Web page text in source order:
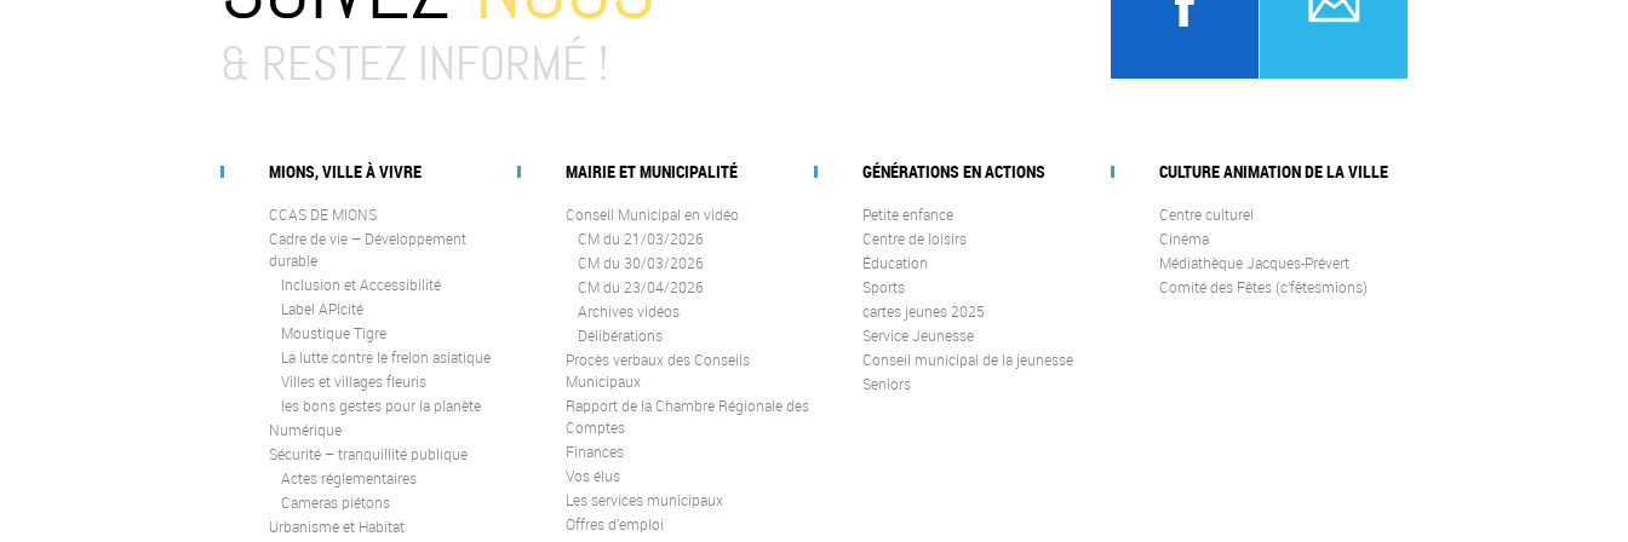
& RESTEZ INFORMÉ !
MIONS, VILLE À VIVRE
CCAS DE MIONS
Cadre de vie – Développement
durable
Inclusion et Accessibilité
Label APIcité
Moustique Tigre
La lutte contre le frelon asiatique
Villes et villages fleuris
les bons gestes pour la planète
Numérique
Sécurité – tranquillité publique
Actes réglementaires
Cameras piétons
Urbanisme et Habitat
MAIRIE ET MUNICIPALITÉ
Conseil Municipal en vidéo
CM du 21/03/2026
CM du 30/03/2026
CM du 23/04/2026
Archives vidéos
Délibérations
Procès verbaux des Conseils
Municipaux
Rapport de la Chambre Régionale des
Comptes
Finances
Vos élus
Les services municipaux
Offres d’emploi
GÉNÉRATIONS EN ACTIONS
Petite enfance
Centre de loisirs
Éducation
Sports
cartes jeunes 2025
Service Jeunesse
Conseil municipal de la jeunesse
Seniors
CULTURE ANIMATION DE LA VILLE
Centre culturel
Cinéma
Médiathèque Jacques-Prévert
Comité des Fêtes (c’fêtesmions)